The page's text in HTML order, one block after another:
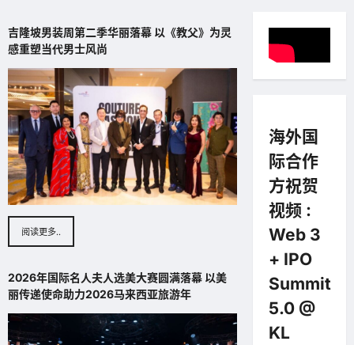
吉隆坡男装周第二季华丽落幕 以《教父》为灵
感重塑当代男士风尚
阅读更多..
2026年国际名人夫人选美大赛圆满落幕 以美
丽传递使命助力2026马来西亚旅游年
海外国
际合作
方祝贺
视频 :
Web 3
+ IPO
Summit
5.0 @
KL